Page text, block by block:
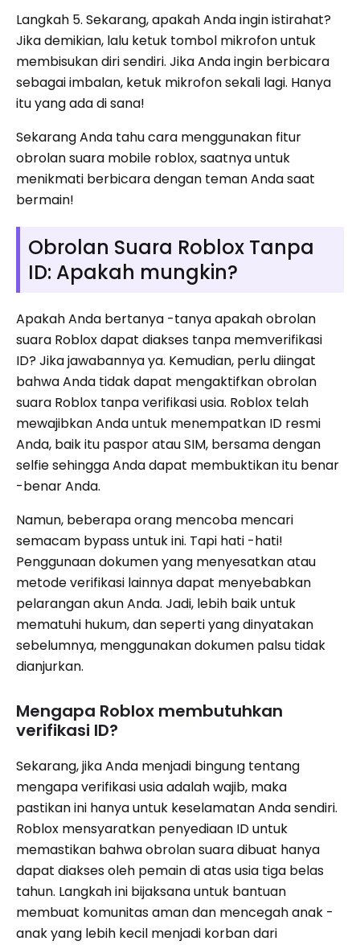
Langkah 5. Sekarang, apakah Anda ingin istirahat?
Jika demikian, lalu ketuk tombol mikrofon untuk
membisukan diri sendiri. Jika Anda ingin berbicara
sebagai imbalan, ketuk mikrofon sekali lagi. Hanya
itu yang ada di sana!
Sekarang Anda tahu cara menggunakan fitur
obrolan suara mobile roblox, saatnya untuk
menikmati berbicara dengan teman Anda saat
bermain!
Obrolan Suara Roblox Tanpa
ID: Apakah mungkin?
Apakah Anda bertanya -tanya apakah obrolan
suara Roblox dapat diakses tanpa memverifikasi
ID? Jika jawabannya ya. Kemudian, perlu diingat
bahwa Anda tidak dapat mengaktifkan obrolan
suara Roblox tanpa verifikasi usia. Roblox telah
mewajibkan Anda untuk menempatkan ID resmi
Anda, baik itu paspor atau SIM, bersama dengan
selfie sehingga Anda dapat membuktikan itu benar
-benar Anda.
Namun, beberapa orang mencoba mencari
semacam bypass untuk ini. Tapi hati -hati!
Penggunaan dokumen yang menyesatkan atau
metode verifikasi lainnya dapat menyebabkan
pelarangan akun Anda. Jadi, lebih baik untuk
mematuhi hukum, dan seperti yang dinyatakan
sebelumnya, menggunakan dokumen palsu tidak
dianjurkan.
Mengapa Roblox membutuhkan
verifikasi ID?
Sekarang, jika Anda menjadi bingung tentang
mengapa verifikasi usia adalah wajib, maka
pastikan ini hanya untuk keselamatan Anda sendiri.
Roblox mensyaratkan penyediaan ID untuk
memastikan bahwa obrolan suara dibuat hanya
dapat diakses oleh pemain di atas usia tiga belas
tahun. Langkah ini bijaksana untuk bantuan
membuat komunitas aman dan mencegah anak -
anak yang lebih kecil menjadi korban dari